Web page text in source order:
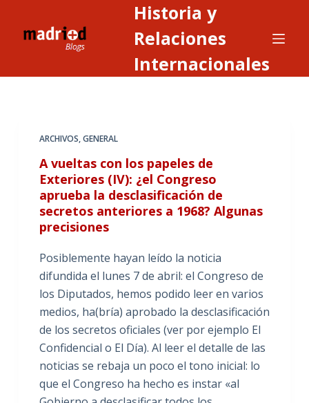
Historia y
Relaciones
Internacionales
ARCHIVOS,GENERAL
A vueltas con los papeles de
Exteriores (IV): ¿el Congreso
aprueba la desclasificación de
secretos anteriores a 1968? Algunas
precisiones
Posiblemente hayan leído la noticia
difundida el lunes 7 de abril: el Congreso de
los Diputados, hemos podido leer en varios
medios, ha(bría) aprobado la desclasificación
de los secretos oficiales (ver por ejemplo El
Confidencial o El Día). Al leer el detalle de las
noticias se rebaja un poco el tono inicial: lo
que el Congreso ha hecho es instar «al